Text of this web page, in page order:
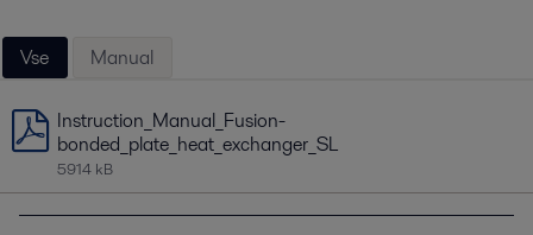
Vse Manual
Instruction_Manual_Fusion-
bonded_plate_heat_exchanger_SL
5914 kB